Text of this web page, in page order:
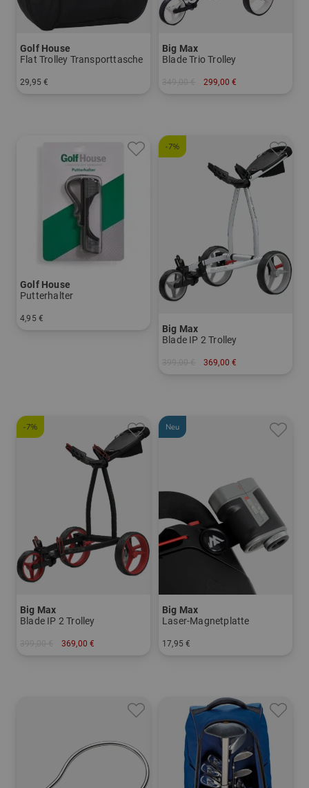
Golf House
Flat Trolley Transporttasche
29,95 €
Big Max
Blade Trio Trolley
299,00 €
Golf House
Putterhalter
4,95 €
-7%
Big Max
Blade IP 2 Trolley
369,00 €
-7%
Big Max
Blade IP 2 Trolley
369,00 €
Neu
Big Max
Laser-Magnetplatte
17,95 €